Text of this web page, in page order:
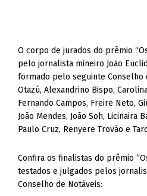
O corpo de jurados do prêmio
pelo jornalista mineiro João
formado pelo seguinte Conselho
Otazú, Alexandrino Bispo,
Fernando Campos, Freire Neto,
João Mendes, João Soh, Licinaira
Paulo Cruz, Renyere Trovão e
Confira os finalistas do prêmio
testados e julgados pelos
Conselho de Notáveis: